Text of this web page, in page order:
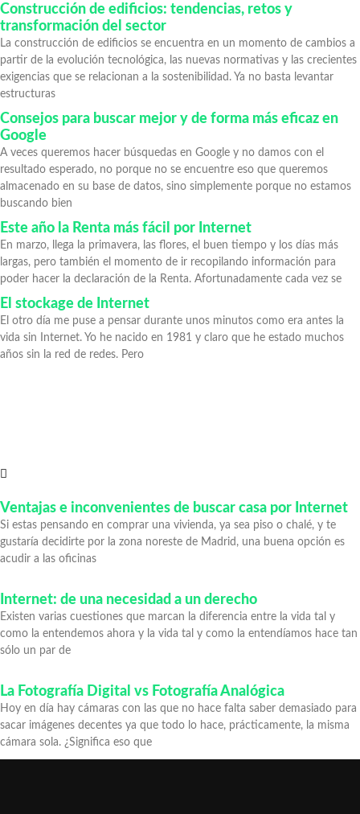
Construcción de edificios: tendencias, retos y
transformación del sector
La construcción de edificios se encuentra en un momento de cambios a
partir de la evolución tecnológica, las nuevas normativas y las crecientes
exigencias que se relacionan a la sostenibilidad. Ya no basta levantar
estructuras
Consejos para buscar mejor y de forma más eficaz en
Google
A veces queremos hacer búsquedas en Google y no damos con el
resultado esperado, no porque no se encuentre eso que queremos
almacenado en su base de datos, sino simplemente porque no estamos
buscando bien
Este año la Renta más fácil por Internet
En marzo, llega la primavera, las flores, el buen tiempo y los días más
largas, pero también el momento de ir recopilando información para
poder hacer la declaración de la Renta. Afortunadamente cada vez se
El stockage de Internet
El otro día me puse a pensar durante unos minutos como era antes la
vida sin Internet. Yo he nacido en 1981 y claro que he estado muchos
años sin la red de redes. Pero
Ventajas e inconvenientes de buscar casa por Internet
Si estas pensando en comprar una vivienda, ya sea piso o chalé, y te
gustaría decidirte por la zona noreste de Madrid, una buena opción es
acudir a las oficinas
Internet: de una necesidad a un derecho
Existen varias cuestiones que marcan la diferencia entre la vida tal y
como la entendemos ahora y la vida tal y como la entendíamos hace tan
sólo un par de
La Fotografía Digital vs Fotografía Analógica
Hoy en día hay cámaras con las que no hace falta saber demasiado para
sacar imágenes decentes ya que todo lo hace, prácticamente, la misma
cámara sola. ¿Significa eso que